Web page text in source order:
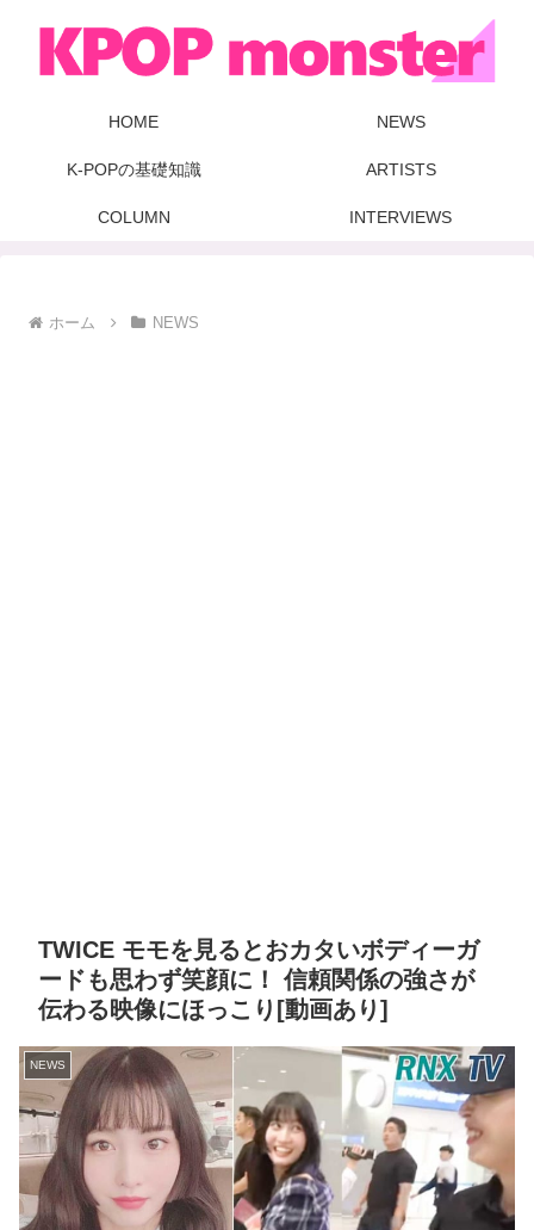
HOME NEWS
K-POPの基礎知識 ARTISTS
COLUMN INTERVIEWS
ホーム NEWS
TWICE モモを見るとおカタいボディーガ
ードも思わず笑顔に！ 信頼関係の強さが
伝わる映像にほっこり[動画あり]
NEWS